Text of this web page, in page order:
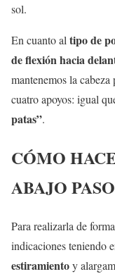
sol.
En cuanto al tipo de
de flexión hacia
mantenemos la
cuatro apoyos: igual
patas”.
CÓMO
ABAJO
Para realizarla de
indicaciones teniendo
estiramientoy